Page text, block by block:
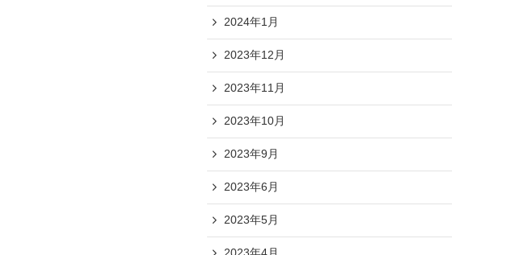
2024年1月
2023年12月
2023年11月
2023年10月
2023年9月
2023年6月
2023年5月